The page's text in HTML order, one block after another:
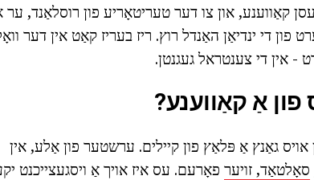
קאַווענע, און צו דער טעריטאָריע פון רוסלאַנד, ער
פון די ינדיאַן האַנדל רוץ. ריז בעריז קאַט אין דער
פון אַ קאַווענע?
גאַנץ אַ פּלאַץ פון קיילים. ערשטער פון אַלע, אין
סאָלטאַד, זויער פאָרעם. עס איז אויך אַ ויסגעצייכנט